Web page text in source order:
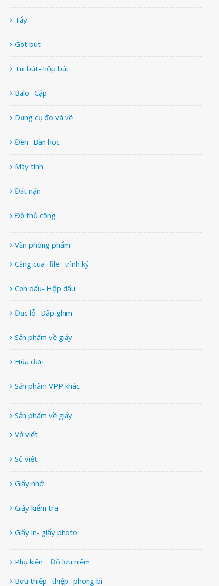
Tẩy
Gọt bút
Túi bút- hộp bút
Balo- Cặp
Dụng cụ đo và vẽ
Đèn- Bàn học
Máy tính
Đất nặn
Đồ thủ công
Văn phòng phẩm
Càng cua- file- trình ký
Con dấu- Hộp dấu
Đục lỗ- Dập ghim
Sản phẩm về giấy
Hóa đơn
Sản phẩm VPP khác
Sản phẩm về giấy
Vở viết
Sổ viết
Giấy nhớ
Giấy kiểm tra
Giấy in- giấy photo
Phụ kiện – Đồ lưu niệm
Bưu thiếp- thiệp- phong bì